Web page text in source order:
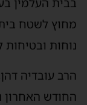
בבית העלמין
מחוץ לשטח
נוחות
הרב עובדיה
החודש האחרון